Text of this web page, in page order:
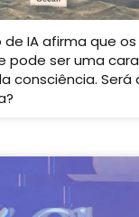
de IA afirma que
pode ser uma
consciência. Será